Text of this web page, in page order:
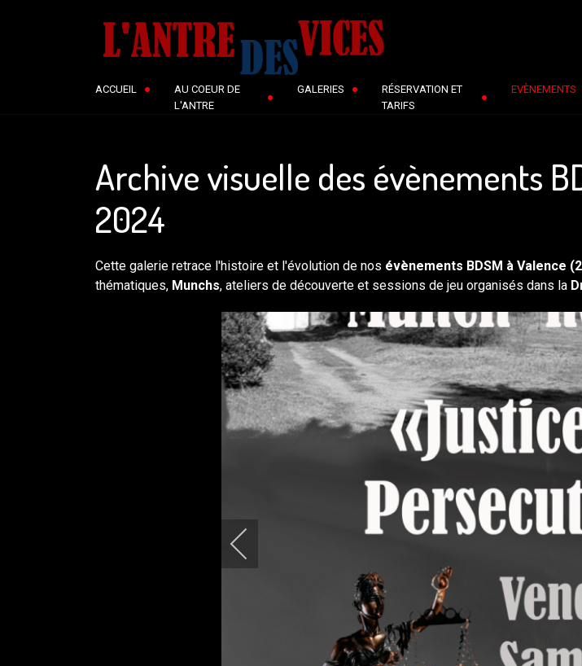
ACCUEIL
AU COEUR DE
L'ANTRE
GALERIES
RÉSERVATION ET
TARIFS
EVÈNEMENTS
Archive visuelle des évènements
2024
Cette galerie retrace l'histoire et l'évolution de nos évènements BDSM à Valence
thématiques, Munchs, ateliers de découverte et sessions de jeu organisés dans la